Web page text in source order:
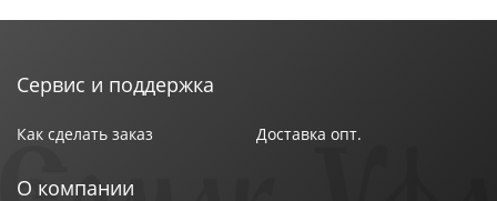
Сервис и поддержка
Как сделать заказ Доставка опт.
О компании